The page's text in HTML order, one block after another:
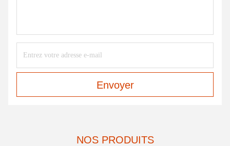
Envoyer
NOS PRODUITS